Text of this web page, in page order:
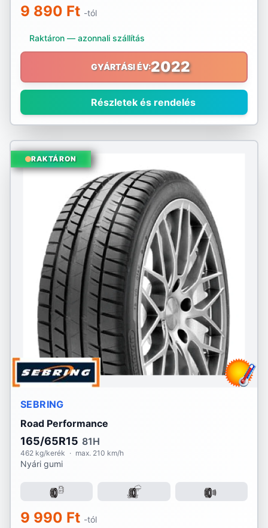
9 890 Ft -tól
Raktáron — azonnali szállítás
GYÁRTÁSI ÉV:2022
Részletek és rendelés
RAKTÁRON
SEBRING
Road Performance
165/65R15 81H
462 kg/kerék · max. 210 km/h
Nyári gumi
9 990 Ft -tól